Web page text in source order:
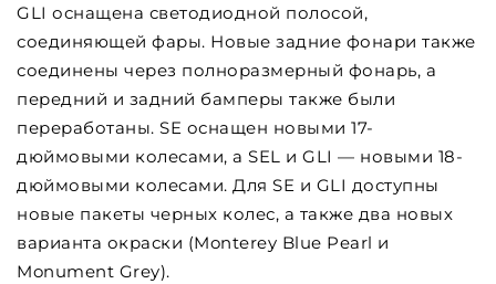
GLI оснащена светодиодной полосой,
соединяющей фары. Новые задние фонари также
соединены через полноразмерный фонарь, а
передний и задний бамперы также были
переработаны. SE оснащен новыми 17-
дюймовыми колесами, а SEL и GLI — новыми 18-
дюймовыми колесами. Для SE и GLI доступны
новые пакеты черных колес, а также два новых
варианта окраски (Monterey Blue Pearl и
Monument Grey).